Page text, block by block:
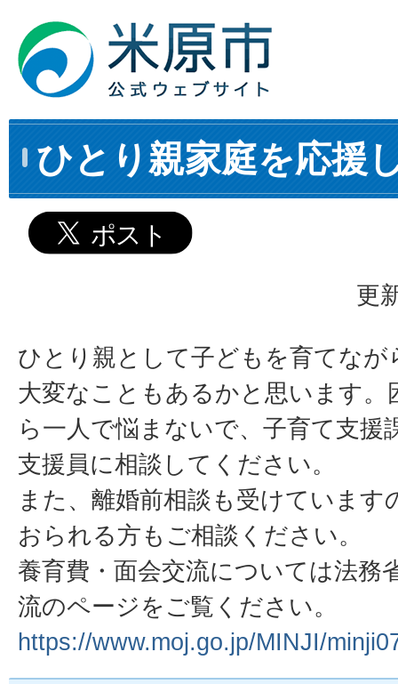
ひとり親家庭を応援
更
ひとり親として子どもを育てな
大変なこともあるかと思います
ら一人で悩まないで、子育て支援
支援員に相談してください。
また、離婚前相談も受けています
おられる方もご相談ください。
養育費・面会交流については法務
流のページをご覧ください。
https://www.moj.go.jp/MINJI/